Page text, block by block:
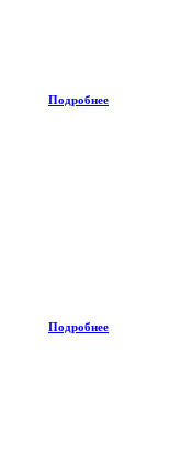
Подробнее
Подробнее